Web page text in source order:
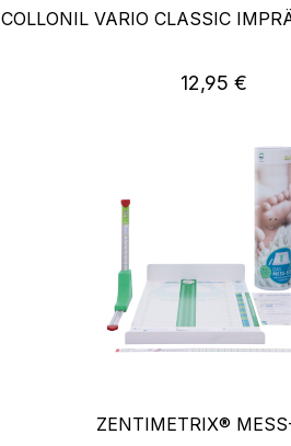
COLLONIL VARIO CLASSIC
Regulärer
12,95 €
ZENTIMETRIX®